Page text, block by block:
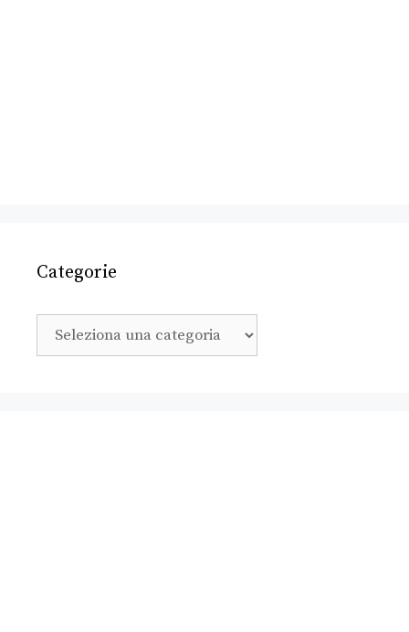
Categorie